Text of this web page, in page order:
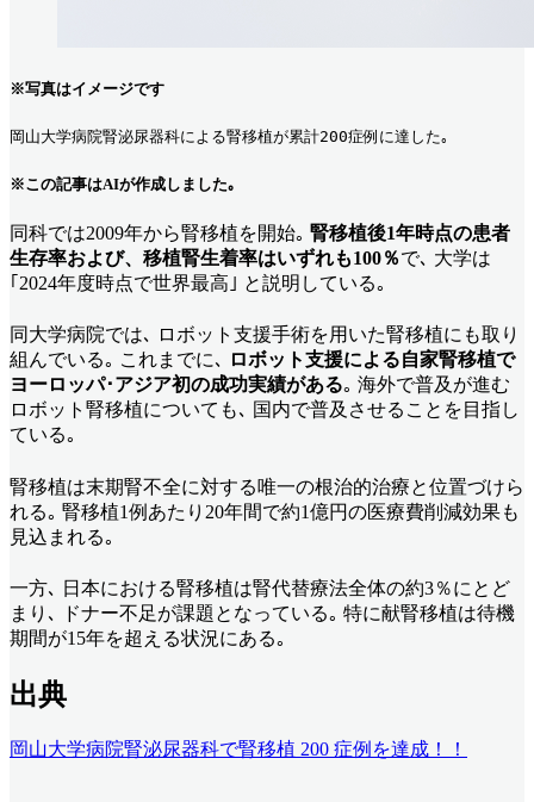
※写真はイメージです
岡山大学病院腎泌尿器科による腎移植が累計200症例に達した｡
※この記事はAIが作成しました｡
同科では2009年から腎移植を開始｡ 腎移植後1年時点の患者
生存率および、移植腎生着率はいずれも100％で､ 大学は
｢2024年度時点で世界最高｣ と説明している｡
同大学病院では､ ロボット支援手術を用いた腎移植にも取り
組んでいる｡ これまでに､ ロボット支援による自家腎移植で
ヨーロッパ･アジア初の成功実績がある｡ 海外で普及が進む
ロボット腎移植についても､ 国内で普及させることを目指し
ている｡
腎移植は末期腎不全に対する唯一の根治的治療と位置づけら
れる｡ 腎移植1例あたり20年間で約1億円の医療費削減効果も
見込まれる｡
一方､ 日本における腎移植は腎代替療法全体の約3％にとど
まり､ ドナー不足が課題となっている｡ 特に献腎移植は待機
期間が15年を超える状況にある｡
出典
岡山大学病院腎泌尿器科で腎移植 200 症例を達成！！